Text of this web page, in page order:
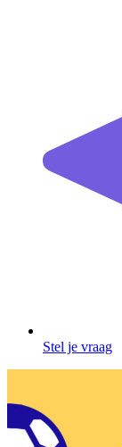
Stel je vraag